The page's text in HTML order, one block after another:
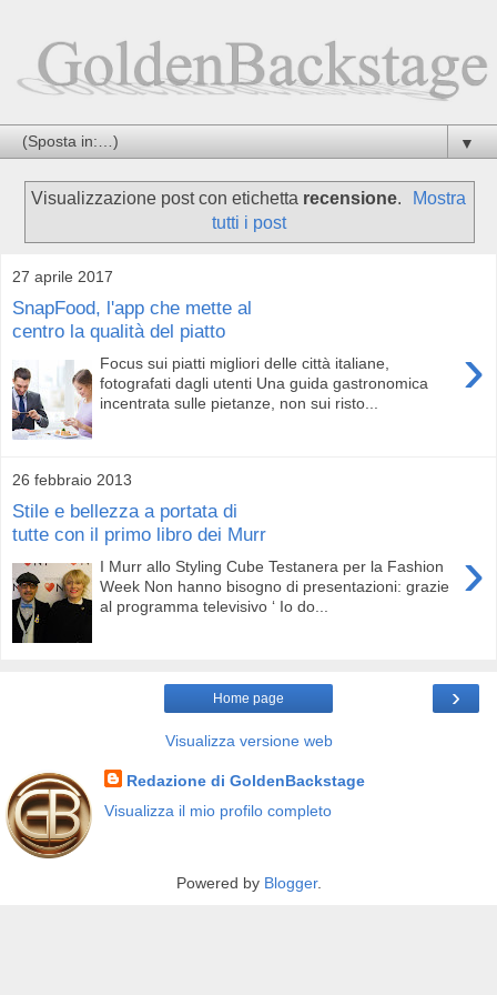
▼
Visualizzazione post con etichetta recensione.
Mostra
tutti i post
27 aprile 2017
SnapFood, l'app che mette al
centro la qualità del piatto
›
Focus sui piatti migliori delle città italiane,
fotografati dagli utenti Una guida gastronomica
incentrata sulle pietanze, non sui risto...
26 febbraio 2013
Stile e bellezza a portata di
tutte con il primo libro dei Murr
›
I Murr allo Styling Cube Testanera per la Fashion
Week Non hanno bisogno di presentazioni: grazie
al programma televisivo ‘ Io do...
›
Home page
Visualizza versione web
Redazione di GoldenBackstage
Visualizza il mio profilo completo
Powered by Blogger.